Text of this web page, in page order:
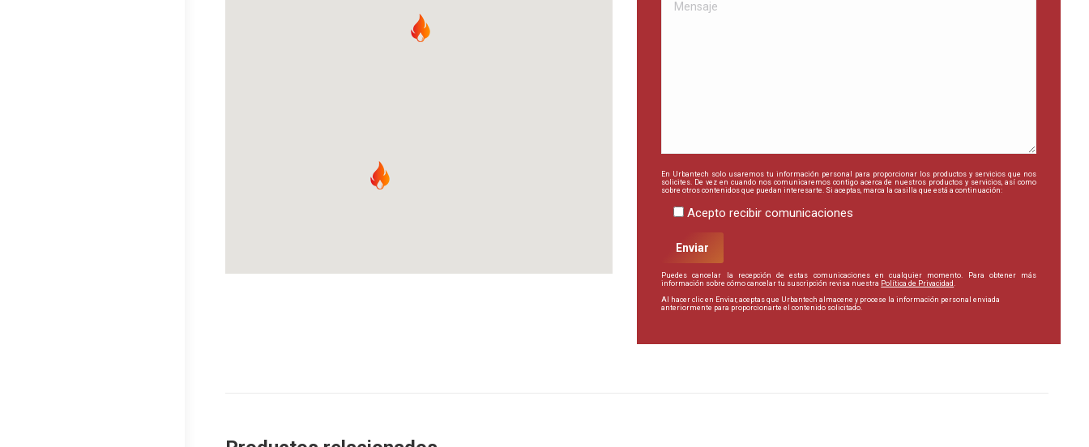
En Urbantech solo usaremos tu información personal para proporcionar los productos y servicios que nos
solicites. De vez en cuando nos comunicaremos contigo acerca de nuestros productos y servicios, así como
sobre otros contenidos que puedan interesarte. Si aceptas, marca la casilla que está a continuación:
Acepto recibir comunicaciones
Puedes cancelar la recepción de estas comunicaciones en cualquier momento. Para obtener más
información sobre cómo cancelar tu suscripción revisa nuestra Política de Privacidad.
Al hacer clic en Enviar, aceptas que Urbantech almacene y procese la información personal enviada
anteriormente para proporcionarte el contenido solicitado.